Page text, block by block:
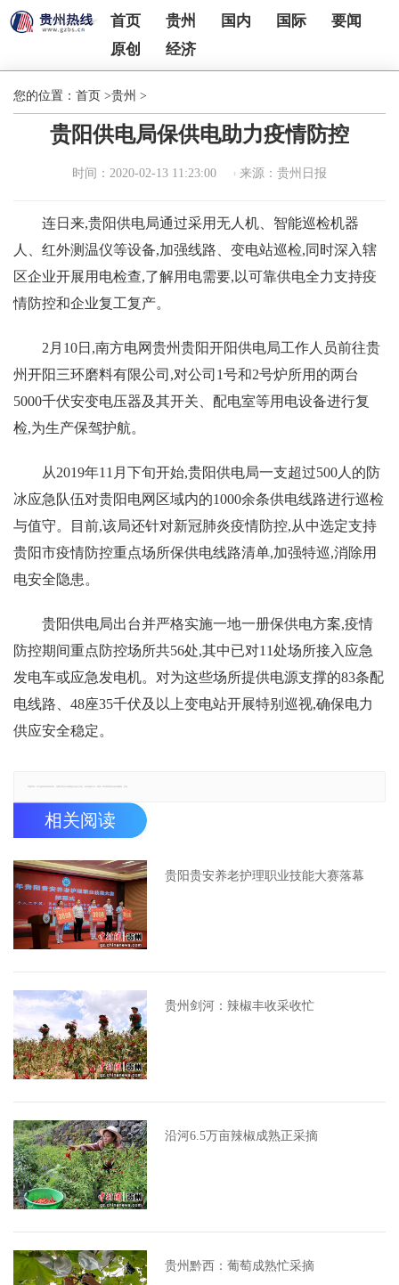
首页 贵州 国内 国际
要闻
原创
经济
您的位置： 首页 >贵州 >
贵阳供电局保供电助力疫情防控
时间：2020-02-13 11:23:00 来源：贵州日报
连日来,贵阳供电局通过采用无人机、智能巡检机器
人、红外测温仪等设备,加强线路、变电站巡检,同时深入辖
区企业开展用电检查,了解用电需要,以可靠供电全力支持疫
情防控和企业复工复产。
2月10日,南方电网贵州贵阳开阳供电局工作人员前往贵
州开阳三环磨料有限公司,对公司1号和2号炉所用的两台
5000千伏安变电压器及其开关、配电室等用电设备进行复
检,为生产保驾护航。
从2019年11月下旬开始,贵阳供电局一支超过500人的防
冰应急队伍对贵阳电网区域内的1000余条供电线路进行巡检
与值守。目前,该局还针对新冠肺炎疫情防控,从中选定支持
贵阳市疫情防控重点场所保供电线路清单,加强特巡,消除用
电安全隐患。
贵阳供电局出台并严格实施一地一册保供电方案,疫情
防控期间重点防控场所共56处,其中已对11处场所接入应急
发电车或应急发电机。对为这些场所提供电源支撑的83条配
电线路、48座35千伏及以上变电站开展特别巡视,确保电力
供应安全稳定。
相关阅读
贵阳贵安养老护理职业技能大赛落幕
贵州剑河：辣椒丰收采收忙
沿河6.5万亩辣椒成熟正采摘
贵州黔西：葡萄成熟忙采摘